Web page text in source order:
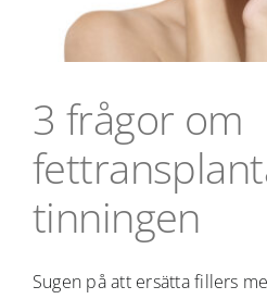
3 frågor om
tinningen
Sugen på att ersätta fillers